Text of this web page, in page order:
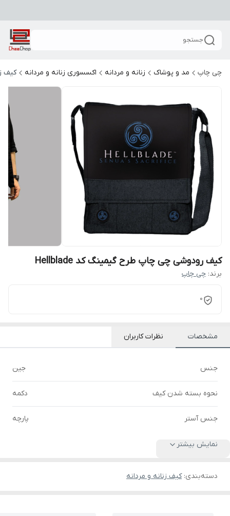
جستجو
چی چاپ مد و پوشاک زنانه و مردانه اکسسوری زنانه و مردانه کیف
کیف رودوشی چی چاپ طرح گیمینگ کد Hellblade
برند: چی چاپ
0
مشخصات نظرات کاربران
جنس جین
نحوه بسته شدن کیف دکمه
جنس آستر پارچه
نمایش بیشتر
دسته‌بندی:کیف زنانه و مردانه